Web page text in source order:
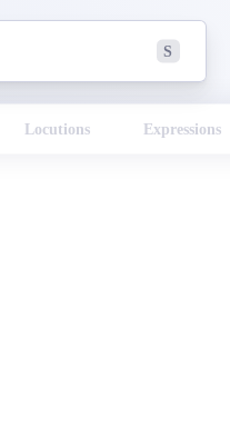
S
Locutions Expressions